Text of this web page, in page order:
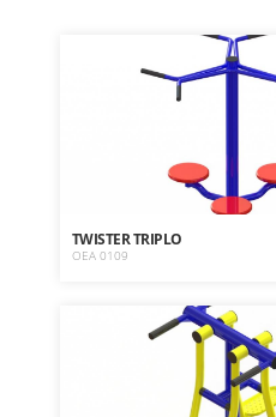
TWISTER TRIPLO
OEA 0109